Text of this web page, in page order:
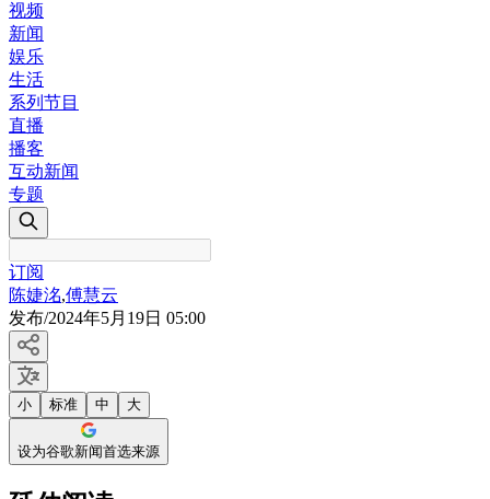
视频
新闻
娱乐
生活
系列节目
直播
播客
互动新闻
专题
订阅
陈婕洺,傅慧云
发布/2024年5月19日 05:00
小 标准 中 大
设为谷歌新闻首选来源